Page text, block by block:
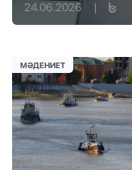
24.06.2026 |
МӘДЕНИЕТ